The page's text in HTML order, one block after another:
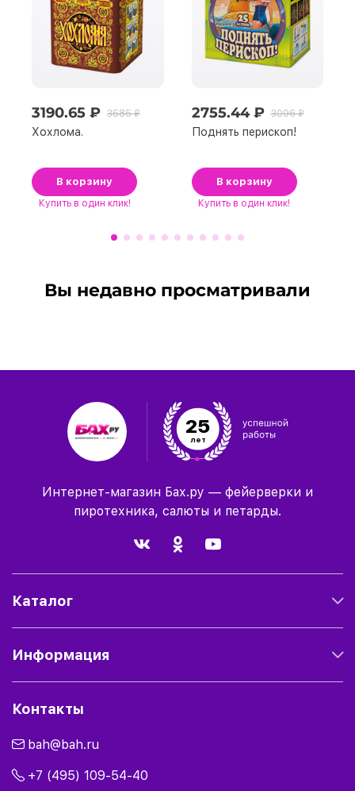
3190.65 ₽ 3585 ₽
Хохлома.
В корзину
Купить в один клик!
2755.44 ₽ 3096 ₽
Поднять перископ!
В корзину
Купить в один клик!
Вы недавно просматривали
25
лет
Интернет-магазин Бах.ру — фейерверки и
пиротехника, салюты и петарды.
Каталог
Информация
Контакты
bah@bah.ru
+7 (495) 109-54-40